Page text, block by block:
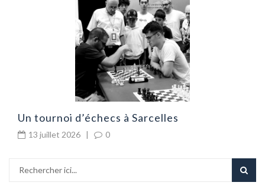
Un tournoi d’échecs à Sarcelles
13 juillet 2026 | 0